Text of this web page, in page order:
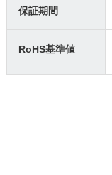
保証期間
RoHS基準値